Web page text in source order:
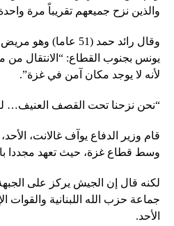
والذين نزح جميعهم تقريباً مرة
وقال رائد حمد (51
يونس بجنوب القطاع: “الانتقال
لأنه لا يوجد مكان آمن في غزة”.
“نحن نزحنا تحت القصف العنيف…
قام وزير الدفاع يوآف غالانت،
وسط قطاع غزة، حيث تعهد مجددا
لكنه قال إن الجيش يركز على
جماعة حزب الله اللبنانية والقوات
الأحد.